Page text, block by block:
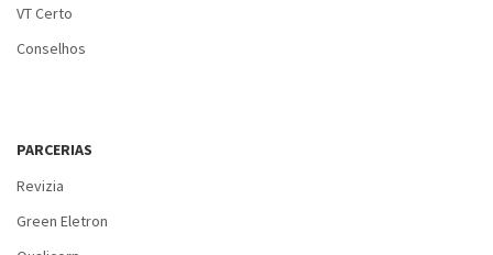
VT Certo
Conselhos
PARCERIAS
Revizia
Green Eletron